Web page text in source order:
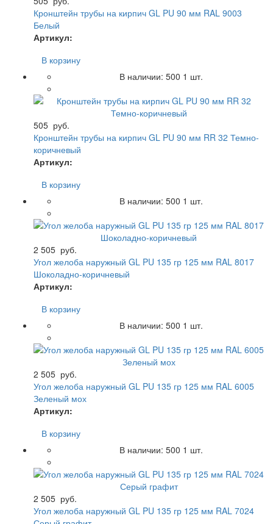
Кронштейн трубы на кирпич GL PU 90 мм RAL 9003
Белый
Артикул:
В корзину
В наличии: 500 1 шт.
505 руб.
Кронштейн трубы на кирпич GL PU 90 мм RR 32 Темно-
коричневый
Артикул:
В корзину
В наличии: 500 1 шт.
2 505 руб.
Угол желоба наружный GL PU 135 гр 125 мм RAL 8017
Шоколадно-коричневый
Артикул:
В корзину
В наличии: 500 1 шт.
2 505 руб.
Угол желоба наружный GL PU 135 гр 125 мм RAL 6005
Зеленый мох
Артикул:
В корзину
В наличии: 500 1 шт.
2 505 руб.
Угол желоба наружный GL PU 135 гр 125 мм RAL 7024